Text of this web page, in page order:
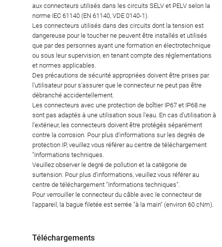
aux connecteurs utilisés dans les circuits SELV et PELV selon la
norme IEC 61140 (EN 61140, VDE 0140-1).
Les connecteurs utilisés dans des circuits dont la tension est
dangereuse pour le toucher ne peuvent être installés et utilisés
que par des personnes ayant une formation en électrotechnique
ou sous leur supervision, en tenant compte des réglementations
et normes applicables.
Des précautions de sécurité appropriées doivent être prises par
l'utilisateur pour s'assurer que le connecteur ne peut pas être
débranché accidentellement.
Les connecteurs avec une protection de boîtier IP67 et IP68 ne
sont pas adaptés à une utilisation sous l'eau. En cas d'utilisation à
l'extérieur, les connecteurs doivent être protégés séparément
contre la corrosion. Pour plus d'informations sur les degrés de
protection IP, veuillez vous référer au centre de téléchargement
"Informations techniques.
Veuillez observer le degré de pollution et la catégorie de
surtension. Pour plus d'informations, veuillez vous référer au
centre de téléchargement "Informations techniques".
Pour verrouiller le connecteur du câble avec le connecteur de
l'appareil, la bague filetée est serrée "à la main" (environ 60 cNm).
Téléchargements